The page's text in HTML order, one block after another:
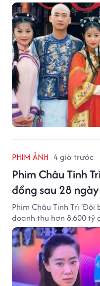
PHIM ẢNH 4 giờ trước
Phim Châu Tinh
đồng sau 28
Phim Châu Tinh Trì 'Đội
doanh thu hơn 8.600 tỷ